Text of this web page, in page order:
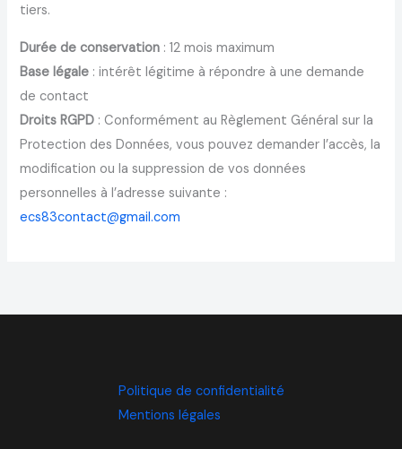
tiers.
Durée de conservation : 12 mois maximum
Base légale : intérêt légitime à répondre à une demande
de contact
Droits RGPD : Conformément au Règlement Général sur la
Protection des Données, vous pouvez demander l’accès, la
modification ou la suppression de vos données
personnelles à l’adresse suivante :
ecs83contact@gmail.com
Politique de confidentialité
Mentions légales